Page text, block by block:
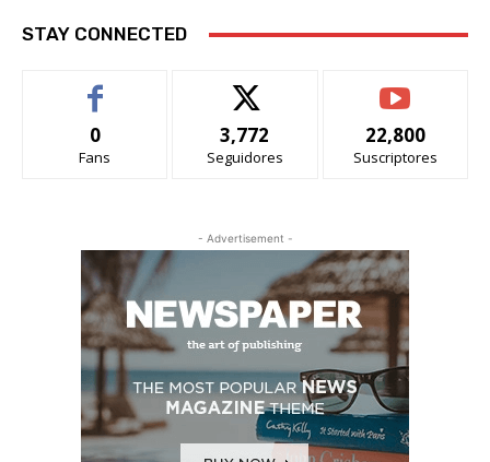
STAY CONNECTED
0
Fans
3,772
Seguidores
22,800
Suscriptores
- Advertisement -